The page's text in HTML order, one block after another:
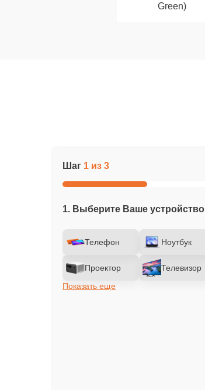
Green)
Шаг 1 из 3
1. Выберите Ваше устройство
Телефон Ноутбук
Проектор Телевизор
Показать еще